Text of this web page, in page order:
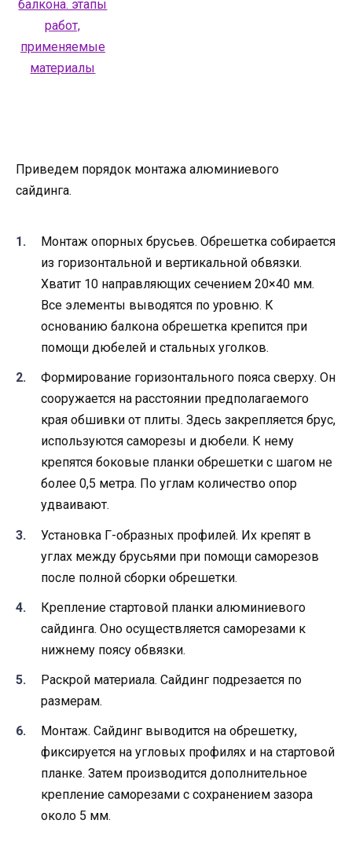
Приведем порядок монтажа алюминиевого
сайдинга.
Монтаж опорных брусьев. Обрешетка собирается
из горизонтальной и вертикальной обвязки.
Хватит 10 направляющих сечением 20×40 мм.
Все элементы выводятся по уровню. К
основанию балкона обрешетка крепится при
помощи дюбелей и стальных уголков.
Формирование горизонтального пояса сверху. Он
сооружается на расстоянии предполагаемого
края обшивки от плиты. Здесь закрепляется брус,
используются саморезы и дюбели. К нему
крепятся боковые планки обрешетки с шагом не
более 0,5 метра. По углам количество опор
удваивают.
Установка Г-образных профилей. Их крепят в
углах между брусьями при помощи саморезов
после полной сборки обрешетки.
Крепление стартовой планки алюминиевого
сайдинга. Оно осуществляется саморезами к
нижнему поясу обвязки.
Раскрой материала. Сайдинг подрезается по
размерам.
Монтаж. Сайдинг выводится на обрешетку,
фиксируется на угловых профилях и на стартовой
планке. Затем производится дополнительное
крепление саморезами с сохранением зазора
около 5 мм.